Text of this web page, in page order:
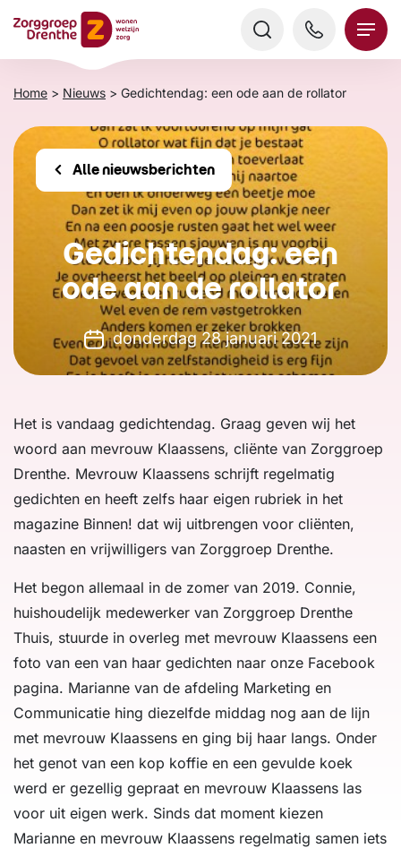
naar
content
Home > Nieuws > Gedichtendag: een ode aan de rollator
Alle nieuwsberichten
Gedichtendag: een
ode aan de rollator
donderdag 28 januari 2021
Het is vandaag gedichtendag. Graag geven wij het
woord aan mevrouw Klaassens, cliënte van Zorggroep
Drenthe. Mevrouw Klaassens schrijft regelmatig
gedichten en heeft zelfs haar eigen rubriek in het
magazine Binnen! dat wij uitbrengen voor cliënten,
naasten en vrijwilligers van Zorggroep Drenthe.
Het begon allemaal in de zomer van 2019. Connie,
huishoudelijk medewerker van Zorggroep Drenthe
Thuis, stuurde in overleg met mevrouw Klaassens een
foto van een van haar gedichten naar onze Facebook
pagina. Marianne van de afdeling Marketing en
Communicatie hing diezelfde middag nog aan de lijn
met mevrouw Klaassens en ging bij haar langs. Onder
het genot van een kop koffie en een gevulde koek
werd er gezellig gepraat en mevrouw Klaassens las
voor uit eigen werk. Sinds dat moment kiezen
Marianne en mevrouw Klaassens regelmatig samen iets